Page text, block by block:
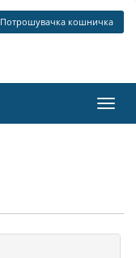
Потрошувачка кошничка
ја